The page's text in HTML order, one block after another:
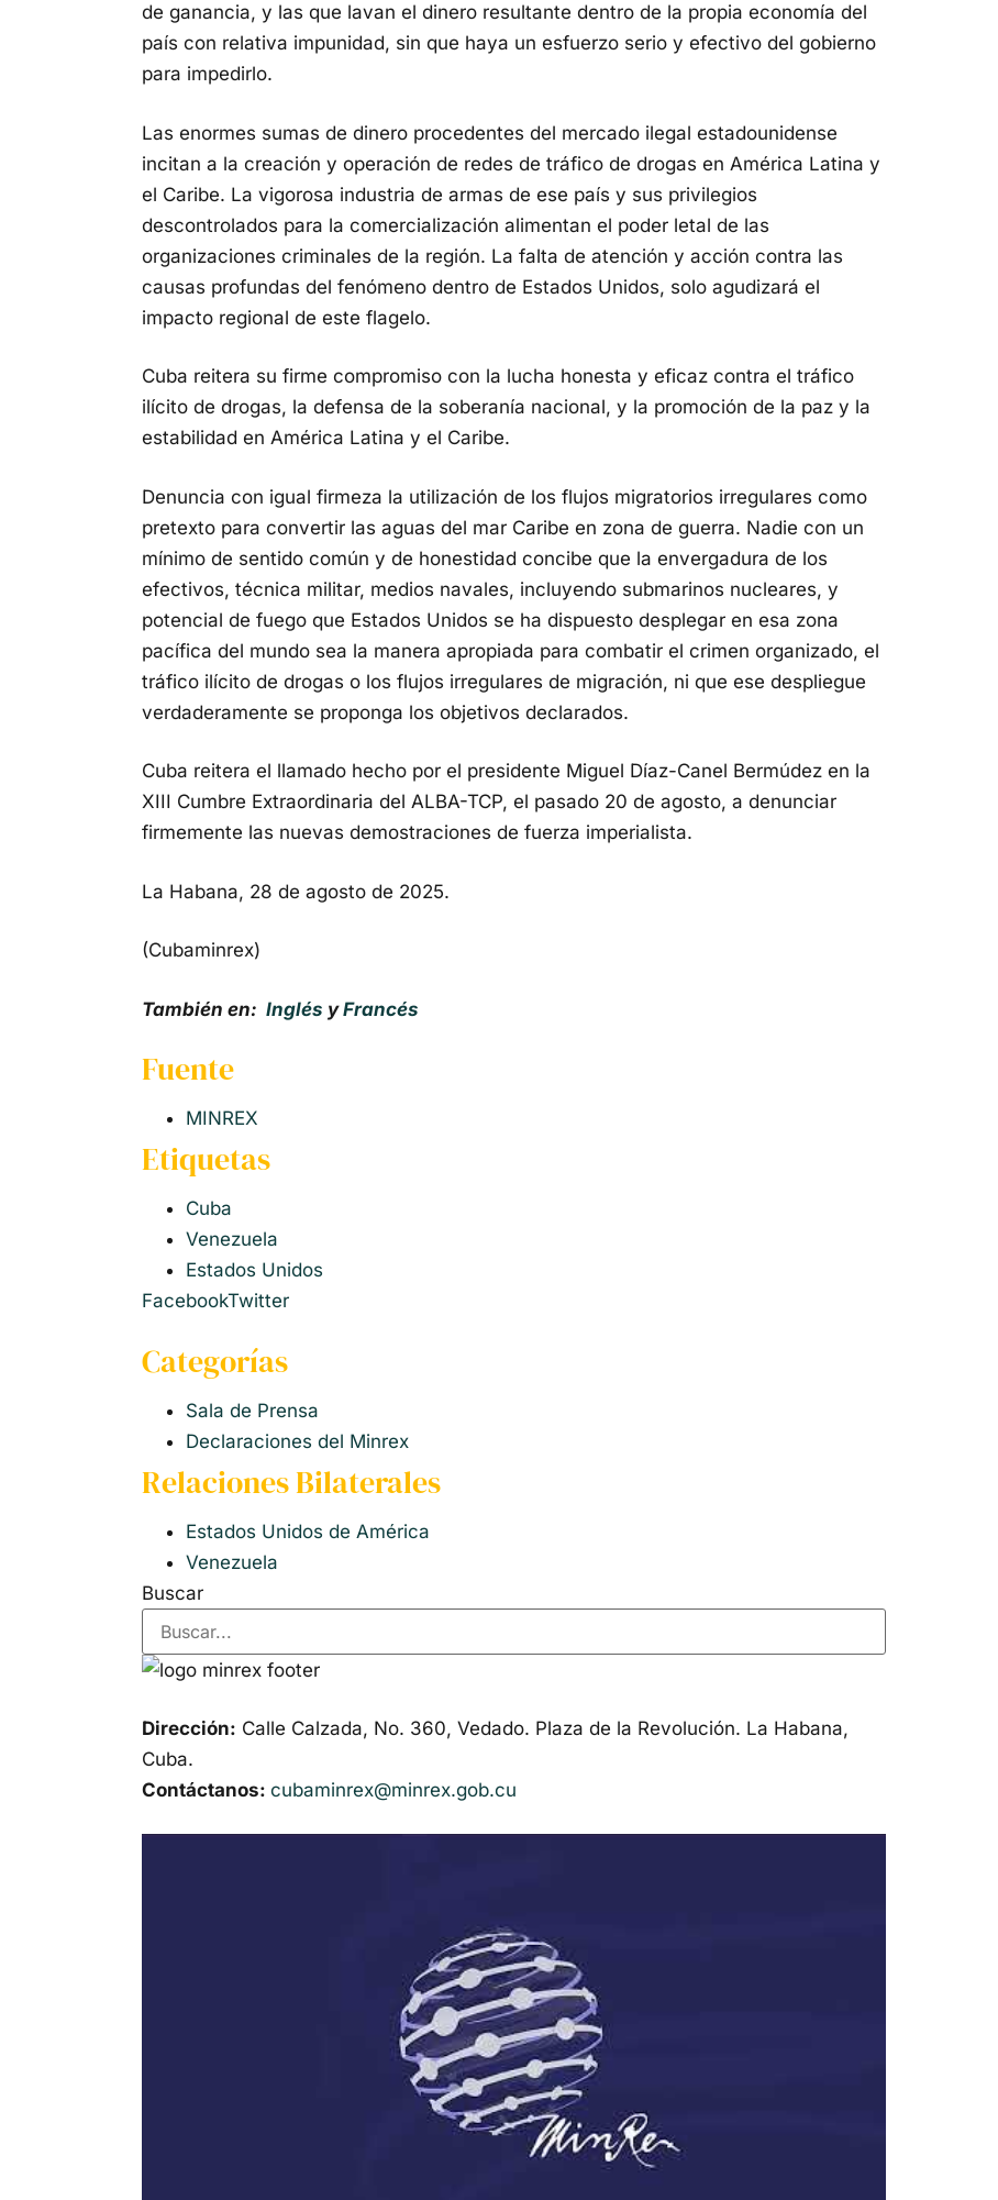
de ganancia, y las que lavan el dinero resultante dentro de la propia economía del
país con relativa impunidad, sin que haya un esfuerzo serio y efectivo del gobierno
para impedirlo.
Las enormes sumas de dinero procedentes del mercado ilegal estadounidense
incitan a la creación y operación de redes de tráfico de drogas en América Latina y
el Caribe. La vigorosa industria de armas de ese país y sus privilegios
descontrolados para la comercialización alimentan el poder letal de las
organizaciones criminales de la región. La falta de atención y acción contra las
causas profundas del fenómeno dentro de Estados Unidos, solo agudizará el
impacto regional de este flagelo.
Cuba reitera su firme compromiso con la lucha honesta y eficaz contra el tráfico
ilícito de drogas, la defensa de la soberanía nacional, y la promoción de la paz y la
estabilidad en América Latina y el Caribe.
Denuncia con igual firmeza la utilización de los flujos migratorios irregulares como
pretexto para convertir las aguas del mar Caribe en zona de guerra. Nadie con un
mínimo de sentido común y de honestidad concibe que la envergadura de los
efectivos, técnica militar, medios navales, incluyendo submarinos nucleares, y
potencial de fuego que Estados Unidos se ha dispuesto desplegar en esa zona
pacífica del mundo sea la manera apropiada para combatir el crimen organizado, el
tráfico ilícito de drogas o los flujos irregulares de migración, ni que ese despliegue
verdaderamente se proponga los objetivos declarados.
Cuba reitera el llamado hecho por el presidente Miguel Díaz-Canel Bermúdez en la
XIII Cumbre Extraordinaria del ALBA-TCP, el pasado 20 de agosto, a denunciar
firmemente las nuevas demostraciones de fuerza imperialista.
La Habana, 28 de agosto de 2025.
(Cubaminrex)
También en: Inglés yFrancés
Fuente
MINREX
Etiquetas
Cuba
Venezuela
Estados Unidos
FacebookTwitter
Categorías
Sala de Prensa
Declaraciones del Minrex
Relaciones Bilaterales
Estados Unidos de América
Venezuela
Buscar
Dirección: Calle Calzada, No. 360, Vedado. Plaza de la Revolución. La Habana,
Cuba.
Contáctanos: cubaminrex@minrex.gob.cu